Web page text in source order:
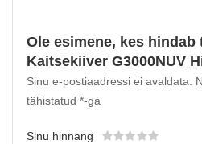
Ole esimene, kes hindab
Kaitsekiiver G3000NUV
Sinu e-postiaadressi ei avaldata.
tähistatud *-ga
Sinu hinnang